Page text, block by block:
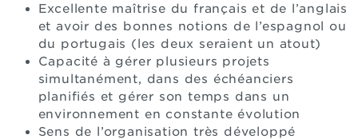
Excellente maîtrise du français et de l’anglais
et avoir des bonnes notions de l’espagnol ou
du portugais (les deux seraient un atout)
Capacité à gérer plusieurs projets
simultanément, dans des échéanciers
planifiés et gérer son temps dans un
environnement en constante évolution
Sens de l’organisation très développé